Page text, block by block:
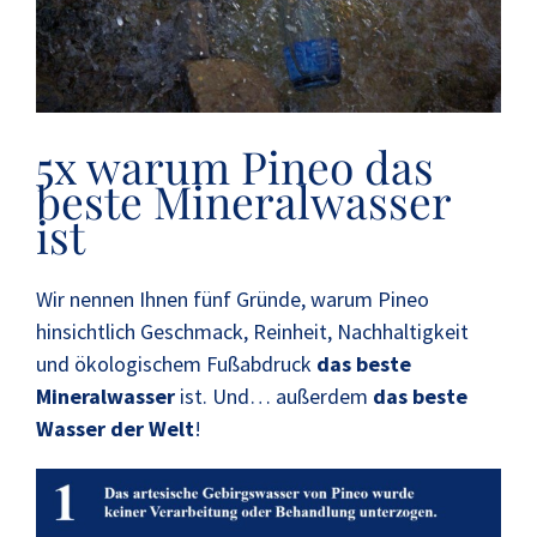
5x warum Pineo das
beste Mineralwasser
ist
Wir nennen Ihnen fünf Gründe, warum Pineo
hinsichtlich Geschmack, Reinheit, Nachhaltigkeit
und ökologischem Fußabdruck das beste
Mineralwasserist. Und… außerdem das beste
Wasser der Welt!